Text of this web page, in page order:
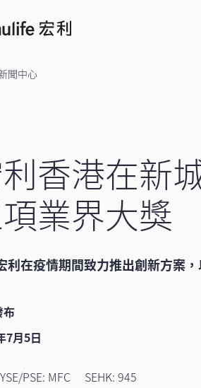
聞中心
香港在新
業界大獎
利在疫情期間致力推出創新方案
布
7月5日
PSE: MFC SEHK: 945